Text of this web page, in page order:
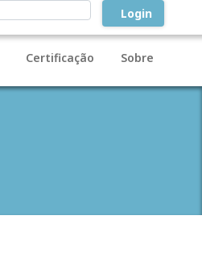
Login
Certificação Sobre